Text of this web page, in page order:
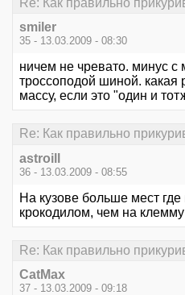
Re: Как правильно
smiler
35 - 13.03.2009 - 08:30
ничем не чревато. минус с
троссоподой шиной. какая
массу, если это "один и
Re: Как правильно
astroill
36 - 13.03.2009 - 08:55
На кузове больше мест
крокодилом, чем на
Re: Как правильно
CatMax
37 - 13.03.2009 - 09:18